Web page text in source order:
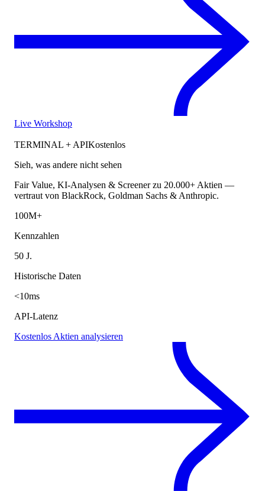
Live Workshop
TERMINAL + APIKostenlos
Sieh, was andere nicht sehen
Fair Value, KI-Analysen & Screener zu 20.000+ Aktien —
vertraut von BlackRock, Goldman Sachs & Anthropic.
100M+
Kennzahlen
50 J.
Historische Daten
<10ms
API-Latenz
Kostenlos Aktien analysieren